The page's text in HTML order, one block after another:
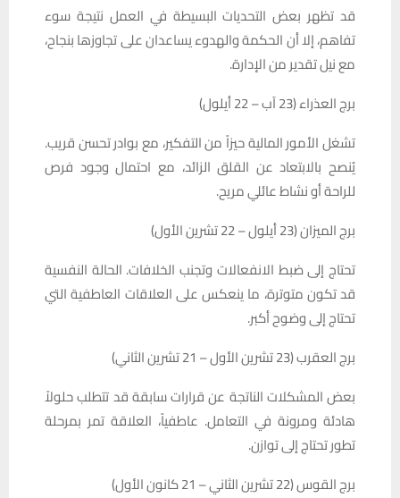
قد تظهر بعض التحديات البسيطة في العمل نتيجة سوء
تفاهم، إلا أن الحكمة والهدوء يساعدان على تجاوزها بنجاح،
مع نيل تقدير من الإدارة.
برج العذراء (23 آب – 22 أيلول)
تشغل الأمور المالية حيزاً من التفكير، مع بوادر تحسن قريب.
يُنصح بالابتعاد عن القلق الزائد، مع احتمال وجود فرص
للراحة أو نشاط عائلي مريح.
برج الميزان (23 أيلول – 22 تشرين الأول)
تحتاج إلى ضبط الانفعالات وتجنب الخلافات. الحالة النفسية
قد تكون متوترة، ما ينعكس على العلاقات العاطفية التي
تحتاج إلى وضوح أكبر.
برج العقرب (23 تشرين الأول – 21 تشرين الثاني)
بعض المشكلات الناتجة عن قرارات سابقة قد تتطلب حلولاً
هادئة ومرونة في التعامل. عاطفياً، العلاقة تمر بمرحلة
تطور تحتاج إلى توازن.
برج القوس (22 تشرين الثاني – 21 كانون الأول)